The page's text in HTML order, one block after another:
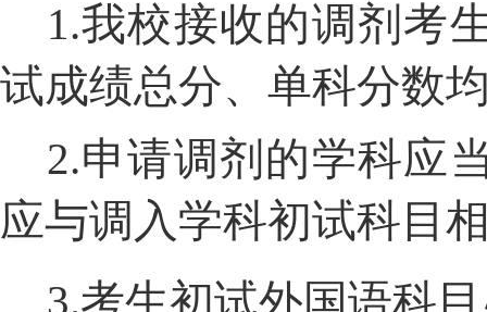
1.我校接收的调剂考
试成绩总分、单科分数
2.申请调剂的学科应
应与调入学科初试科目
3.考生初试外国语科